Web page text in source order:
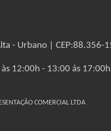
- Urbano | CEP:88.356-
12:00h - 13:00 ás 17:00h
COMERCIAL LTDA